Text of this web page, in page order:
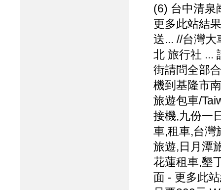
(6) 台中清泉
更多此站結
送... //台灣大
北 旅行社 ...
街請問全部
機到基隆市
旅遊包車/
接機,九份一
車,租車,台灣
旅遊,日月潭
花蓮租車,墾
面 - 更多此